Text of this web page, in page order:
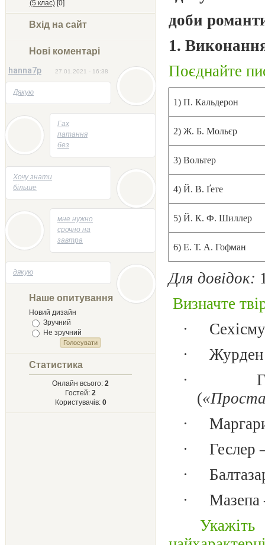
(5 клас) [0]
Вхід на сайт
Нові коментарі
hanna7p 27.01.2021 - 16:38
Дякую
Гах
патання
без
відповідей
Хочу знати
більше
мне нужно
срочно на
завтра
творик
напесать
Лыст
Твору Ырий
дякую
Наше опитування
Новий дизайн
Зручний
Не зручний
Статистика
Онлайн всього: 2
Гостей: 2
Користувачів: 0
доби
1.
Поєднайте
1) П. Кальдерон
2) Ж. Б. Мольєр
3) Вольтер
4) Й. В. Ґете
5) Й. К. Ф. Шиллер
6) Е. Т. А. Гофман
Для довідок:
 Визначте
·
·
·
(
·
·
·
·
